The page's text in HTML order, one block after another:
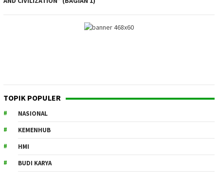
TOPIK POPULER
NASIONAL
KEMENHUB
HMI
BUDI KARYA